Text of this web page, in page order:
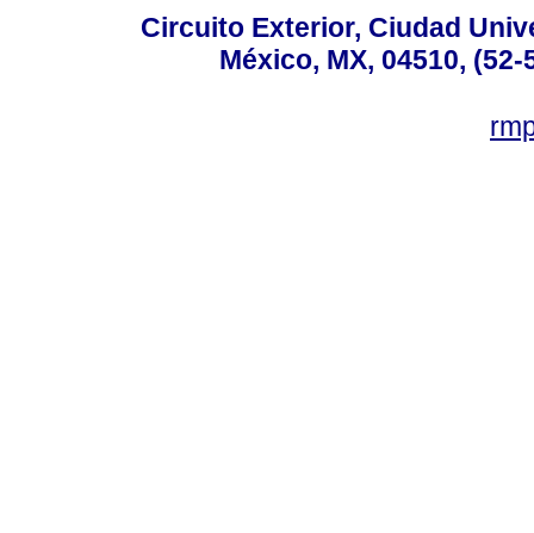
Circuito Exterior, Ciudad
México, MX, 04510,